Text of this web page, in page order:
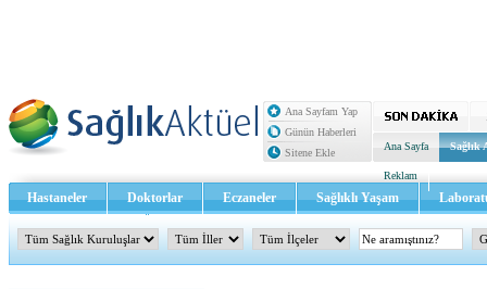
Ana Sayfam Yap
Günün Haberleri
Sitene Ekle
Ana Sayfa Sağlık
Reklam
Hastaneler Doktorlar Eczaneler Sağlıklı Yaşam
Sağlık TV - Video İletişim